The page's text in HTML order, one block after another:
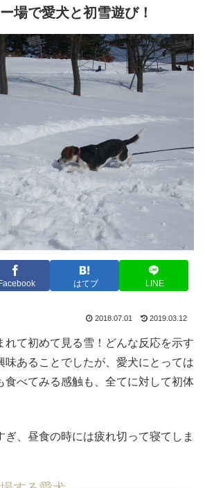
場で愛犬と初雪遊び！
Facebook はてブ LINE
2018.07.01 2019.03.12
れて初めて見る雪！どんな反応を示す
味あることでしたが、愛犬にとっては
食べてみる感触も、全てに対して初体
ぎ、昼食の時には疲れ切って寝てしま